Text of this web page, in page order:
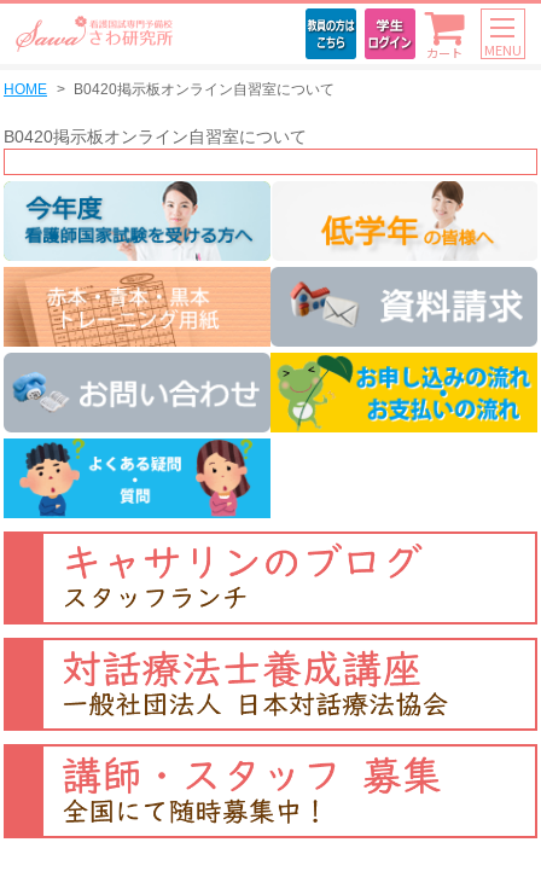
カート MENU
HOME B0420掲示板オンライン自習室について
B0420掲示板オンライン自習室について